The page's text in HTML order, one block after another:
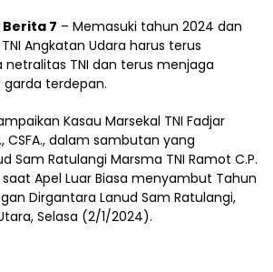
7 – Memasuki tahun 2024 dan
Angkatan Udara harus terus
TNI dan terus menjaga
terdepan.
Kasau Marsekal TNI Fadjar
CSFA., dalam sambutan yang
Sam Ratulangi Marsma TNI Ramot C.P.
saat Apel Luar Biasa menyambut Tahun
Dirgantara Lanud Sam Ratulangi,
Selasa (2/1/2024).